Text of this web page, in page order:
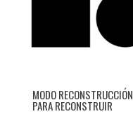
MODO
PARA RECONSTRUIR